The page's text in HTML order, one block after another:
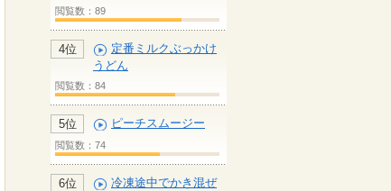
閲覧数：89
4位
定番ミルクぶっかけ
うどん
閲覧数：84
5位 ピーチスムージー
閲覧数：74
6位
冷凍途中でかき混ぜ